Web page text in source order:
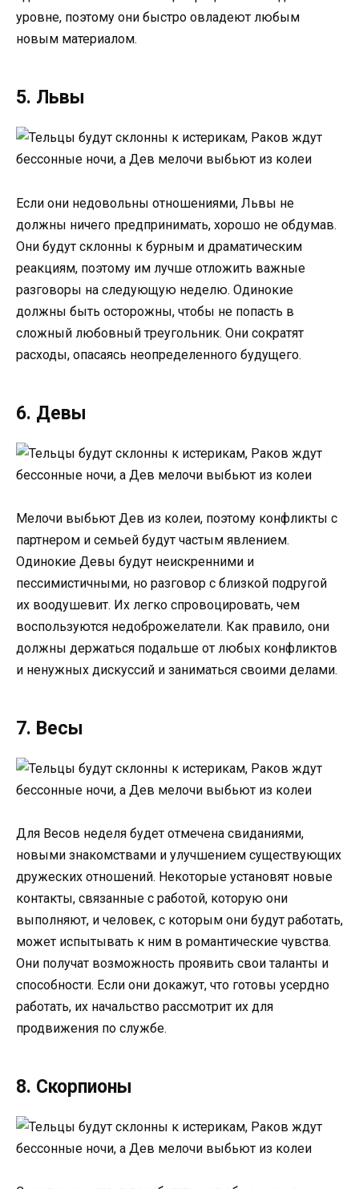
уровне, поэтому они быстро овладеют любым
новым материалом.
5. Львы
Если они недовольны отношениями, Львы не
должны ничего предпринимать, хорошо не обдумав.
Они будут склонны к бурным и драматическим
реакциям, поэтому им лучше отложить важные
разговоры на следующую неделю. Одинокие
должны быть осторожны, чтобы не попасть в
сложный любовный треугольник. Они сократят
расходы, опасаясь неопределенного будущего.
6. Девы
Мелочи выбьют Дев из колеи, поэтому конфликты с
партнером и семьей будут частым явлением.
Одинокие Девы будут неискренними и
пессимистичными, но разговор с близкой подругой
их воодушевит. Их легко спровоцировать, чем
воспользуются недоброжелатели. Как правило, они
должны держаться подальше от любых конфликтов
и ненужных дискуссий и заниматься своими делами.
7. Весы
Для Весов неделя будет отмечена свиданиями,
новыми знакомствами и улучшением существующих
дружеских отношений. Некоторые установят новые
контакты, связанные с работой, которую они
выполняют, и человек, с которым они будут работать,
может испытывать к ним в романтические чувства.
Они получат возможность проявить свои таланты и
способности. Если они докажут, что готовы усердно
работать, их начальство рассмотрит их для
продвижения по службе.
8. Скорпионы